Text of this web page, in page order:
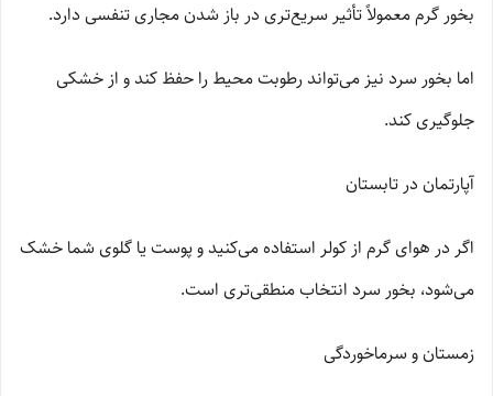
بخور گرم معمولاً تأثیر سریع‌تری در باز شدن مجاری تنفسی دارد.
اما بخور سرد نیز می‌تواند رطوبت محیط را حفظ کند و از خشکی
جلوگیری کند.
آپارتمان در تابستان
اگر در هوای گرم از کولر استفاده می‌کنید و پوست یا گلوی شما خشک
می‌شود، بخور سرد انتخاب منطقی‌تری است.
زمستان و سرماخوردگی